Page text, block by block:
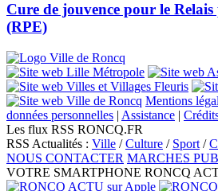
Cure de jouvence pour le
(RPE)
Mentions
données personnelles | Assistance |
Les flux RSS RONCQ.FR
RSS Actualités : Ville /Culture / Sport /
NOUS CONTACTER MARCHES
VOTRE SMARTPHONE RONCQ